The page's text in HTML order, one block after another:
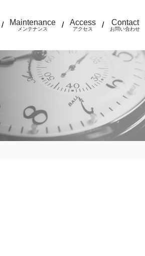
/ Maintenance
メンテナンス / Access
アクセス / Contact
お問い合わせ